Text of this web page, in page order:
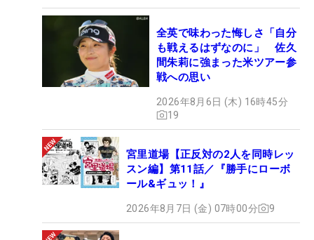
全英で味わった悔しさ「自分
も戦えるはずなのに」 佐久
間朱莉に強まった米ツアー参
戦への思い
2026年8月6日 (木) 16時45分
19
宮里道場【正反対の2人を同時レッ
スン編】第11話／『勝手にローボ
ール&ギュッ！』
2026年8月7日 (金) 07時00分 9